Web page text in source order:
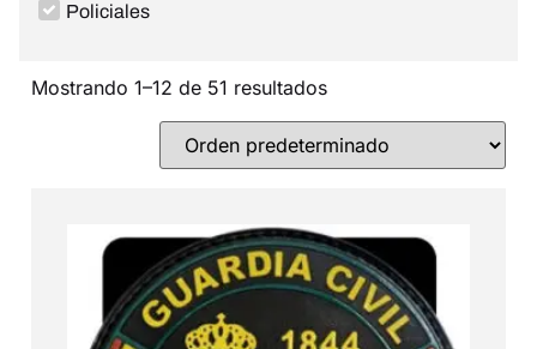
Policiales
Mostrando 1–12 de 51 resultados